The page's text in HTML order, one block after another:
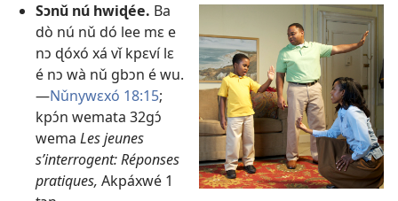
Sɔnǔ nú hwiɖée. Ba
dò nú nǔ dó lee mɛ e
nɔ ɖóxó xá vǐ kpɛví lɛ
é nɔ wà nǔ gbɔn é wu.
—Nǔnywɛxó 18:15;
kpɔ́n wemata 32gɔ́
wema Les jeunes
s’interrogent: Réponses
pratiques, Akpáxwé 1